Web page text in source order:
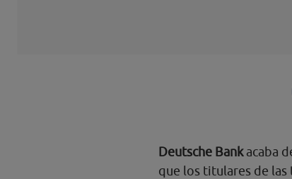
Deutsche Bankacaba
que los titulares de